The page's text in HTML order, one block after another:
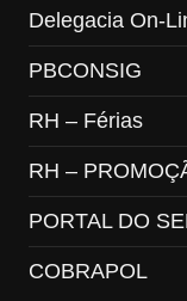
Delegacia On-
PBCONSIG
RH – Férias
RH –
PORTAL DO
COBRAPOL